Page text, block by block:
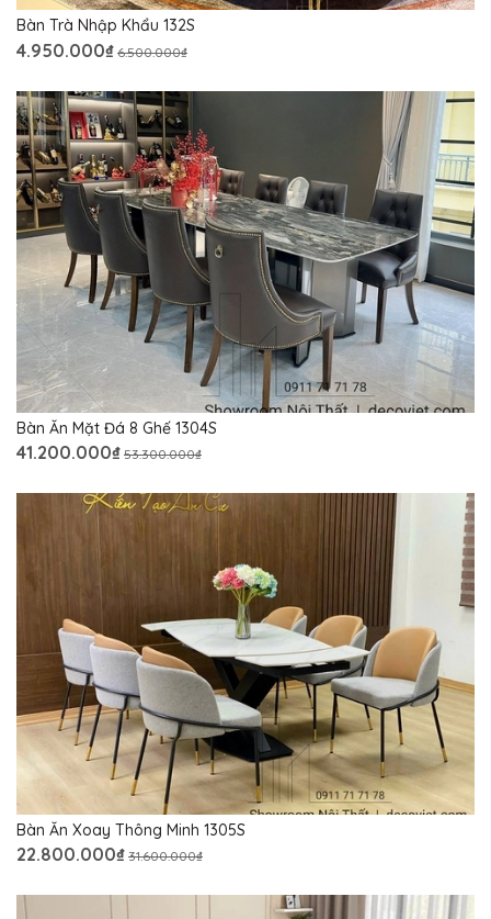
Bàn Trà Nhập Khẩu 132S
4.950.000₫ 6.500.000₫
Bàn Ăn Mặt Đá 8 Ghế 1304S
41.200.000₫ 53.300.000₫
Bàn Ăn Xoay Thông Minh 1305S
22.800.000₫ 31.600.000₫